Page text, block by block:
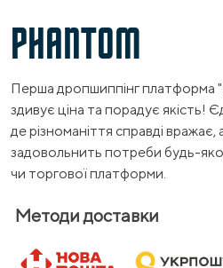
PHANTOM
Перша дропшиппінг платформа
здивує ціна та порадує якість!
де різноманіття справді
задовольнить потреби будь-
чи торгової платформи.
Методи доставки